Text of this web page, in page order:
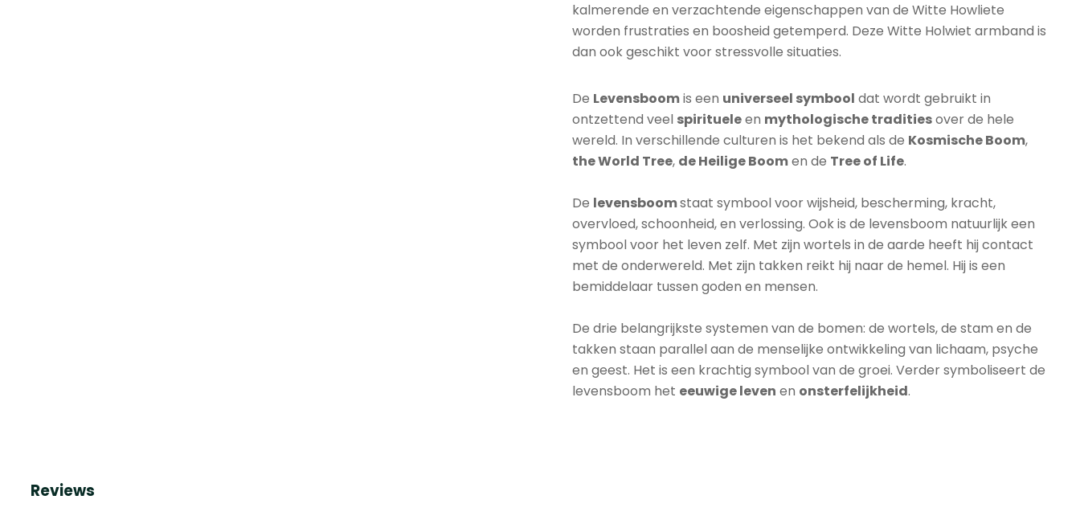
kalmerende en verzachtende eigenschappen van de Witte Howliete
worden frustraties en boosheid getemperd. Deze Witte Holwiet armband is
dan ook geschikt voor stressvolle situaties.
De Levensboomis een universeel symbool dat wordt gebruikt in
ontzettend veel spiritueleen mythologische traditiesover de hele
wereld. In verschillende culturen is het bekend als de Kosmische Boom,
the World Tree, de Heilige Boomen de Tree of Life.
De levensboomstaat symbool voor wijsheid, bescherming, kracht,
overvloed, schoonheid, en verlossing. Ook is de levensboom natuurlijk een
symbool voor het leven zelf. Met zijn wortels in de aarde heeft hij contact
met de onderwereld. Met zijn takken reikt hij naar de hemel. Hij is een
bemiddelaar tussen goden en mensen.
De drie belangrijkste systemen van de bomen: de wortels, de stam en de
takken staan parallel aan de menselijke ontwikkeling van lichaam, psyche
en geest. Het is een krachtig symbool van de groei. Verder symboliseert de
levensboom het eeuwige leven en onsterfelijkheid.
Reviews